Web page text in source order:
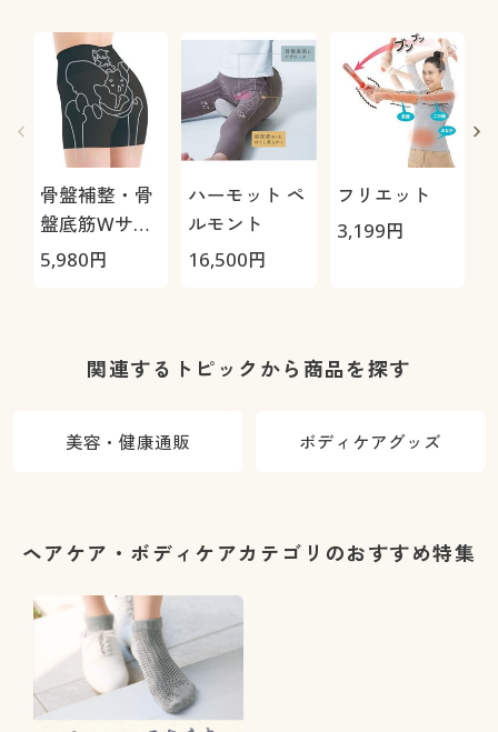
骨盤補整・骨
盤底筋Wサポ
ートガードル
5,980円
ハーモット ペ
ルモント
16,500円
フリエット
3,199円
関連するトピックから商品を探す
美容・健康通販 ボディケアグッズ
ヘアケア・ボディケアカテゴリのおすすめ特集